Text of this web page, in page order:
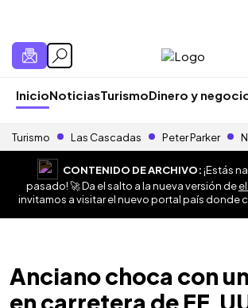
InicioNoticiasTurismoDinero y
Turismo Las Cascadas Peter Parker
CONTENIDO DE ARCHIVO:¡Estás
pasado! 🚀 Da el salto a la nueva versión de
invitamos a visitar el nuevo portal país donde
Anciano choca con
en carretera de